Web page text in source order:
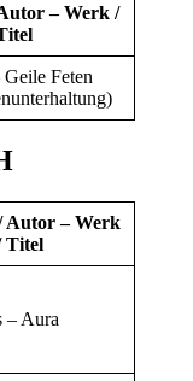
– Werk /
Feten
Autor – Werk
Titel
– Aura